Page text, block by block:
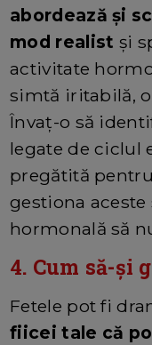
abordează și
mod realist și
activitate
simtă iritabilă,
Învaț-o să
legate de ciclul
pregătită
gestiona
hormonală să
4. Cum să-și
Fetele pot fi
fiicei tale că